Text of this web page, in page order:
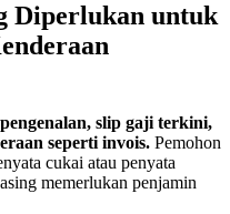
Diperlukan untuk
slip gaji terkini,
seperti invois. Pemohon
cukai atau penyata
memerlukan penjamin